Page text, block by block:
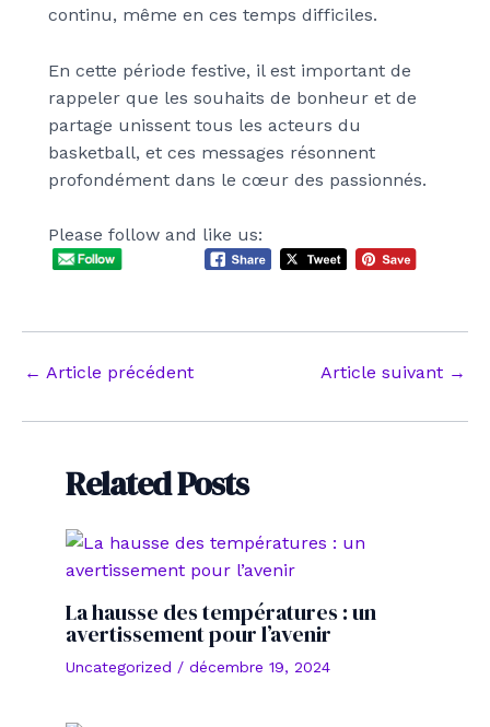
continu, même en ces temps difficiles.
En cette période festive, il est important de
rappeler que les souhaits de bonheur et de
partage unissent tous les acteurs du
basketball, et ces messages résonnent
profondément dans le cœur des passionnés.
Please follow and like us:
Navigation
articles
← Article précédent Article suivant →
Related Posts
La hausse des températures : un
avertissement pour l’avenir
Uncategorized / décembre 19, 2024